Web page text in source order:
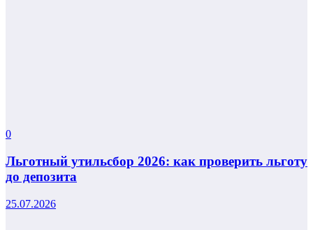
0
Льготный утильсбор 2026: как проверить льготу
до депозита
25.07.2026